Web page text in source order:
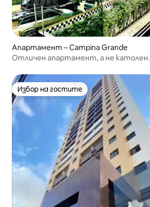
Апартамент – Campina Grande
Отличен апартамент, а не католен.
Избор на гостите
Избор на гостите